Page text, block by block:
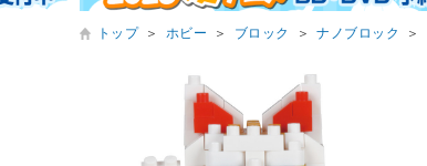
トップ ＞ ホビー ＞ ブロック ＞ ナノブロック ＞